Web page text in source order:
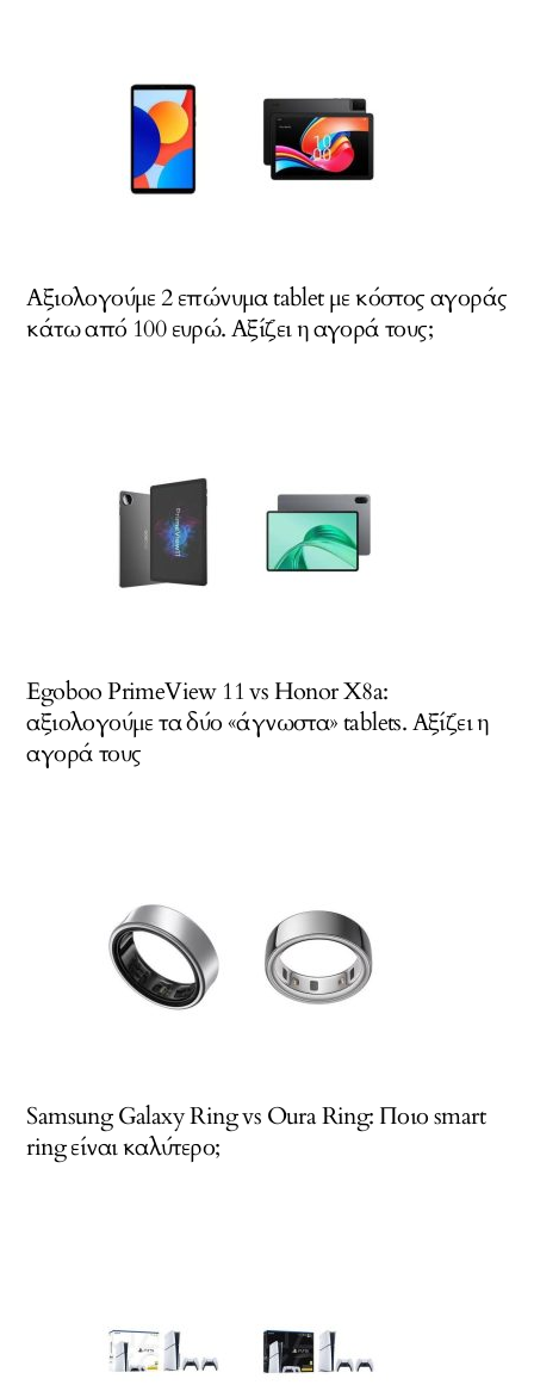
Αξιολογούμε 2 επώνυμα tablet με κόστος αγοράς
κάτω από 100 ευρώ. Αξίζει η αγορά τους;
Egoboo PrimeView 11 vs Honor X8a:
αξιολογούμε τα δύο «άγνωστα» tablets. Αξίζει η
αγορά τους
Samsung Galaxy Ring vs Oura Ring: Ποιο smart
ring είναι καλύτερο;